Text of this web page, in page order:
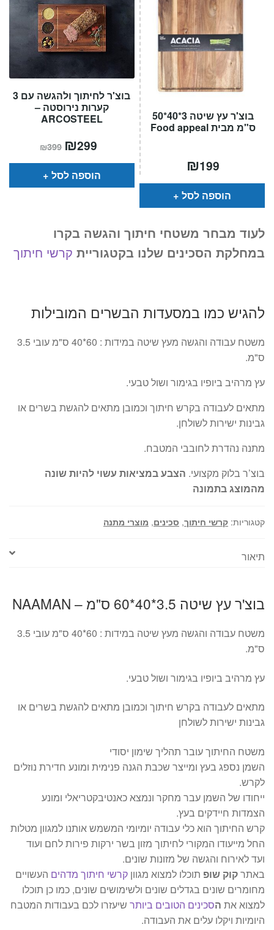
בוצ'ר לחיתוך ולהגשה עם 3
קערות נירוסטה –
ARCOSTEEL
₪399 המחיר
המקורי
היה:
₪399.
₪299
הוא:
הוספה לסל
בוצ'ר עץ שיטה 3*40*50
ס"מ מבית Food appeal
₪199
הוספה לסל
לעוד מבחר משטחי חיתוך והגשה בקרו
במחלקת הסכינים שלנו בקטגוריית קרשי חיתוך
להגיש כמו במסעדות הבשרים המובילות
משטח עבודה והגשה מעץ שיטה במידות : 60*40 ס"מ עובי 3.5
ס"מ.
עץ מרהיב ביופיו בגימור ושול טבעי.
מתאים לעבודה בקרש חיתוך וכמובן מתאים להגשת בשרים או
גבינות ישירות לשולחן.
מתנה נהדרת לחובבי המטבח.
בוצ’ר בלוק מקצועי. הצבע במציאות עשוי להיות שונה
מהמוצג בתמונה
קטגוריות: קרשי חיתוך, סכינים, מוצרי מתנה
תיאור
בוצ'ר עץ שיטה 3.5*40*60 ס"מ – NAAMAN
משטח עבודה והגשה מעץ שיטה במידות : 60*40 ס"מ עובי 3.5
ס"מ.
עץ מרהיב ביופיו בגימור ושול טבעי.
מתאים לעבודה בקרש חיתוך וכמובן מתאים להגשת בשרים או
גבינות ישירות לשולחן
משטח החיתוך עובר תהליך שימון יסודי
השמן נספג בעץ ומייצר שכבת הגנה פנימית ומונע חדירת נוזלים
לקרש.
ייחודו של השמן עבר מחקר ונמצא כאנטיבקטריאלי ומונע
הצמדות חיידקים בעץ.
קרש החיתוך הוא כלי עבודה יומיומי המשמש אותנו למגוון מטלות
החל מייעודו המקורי לחיתוך מזון בשר ירקות פירות לחם ועוד
ועד לאירוח והגשה של מזונות שונים.
באתרקוק שופ תוכלו למצוא מגוון קרשי חיתוך מדהים העשויים
מחומרים שונים בגדלים שונים ולשימושים שונים, כמו כן תוכלו
למצוא את הסכינים הטובים ביותר שיעזרו לכם בעבודות המטבח
היומיות ויקלו עלים את העבודה.